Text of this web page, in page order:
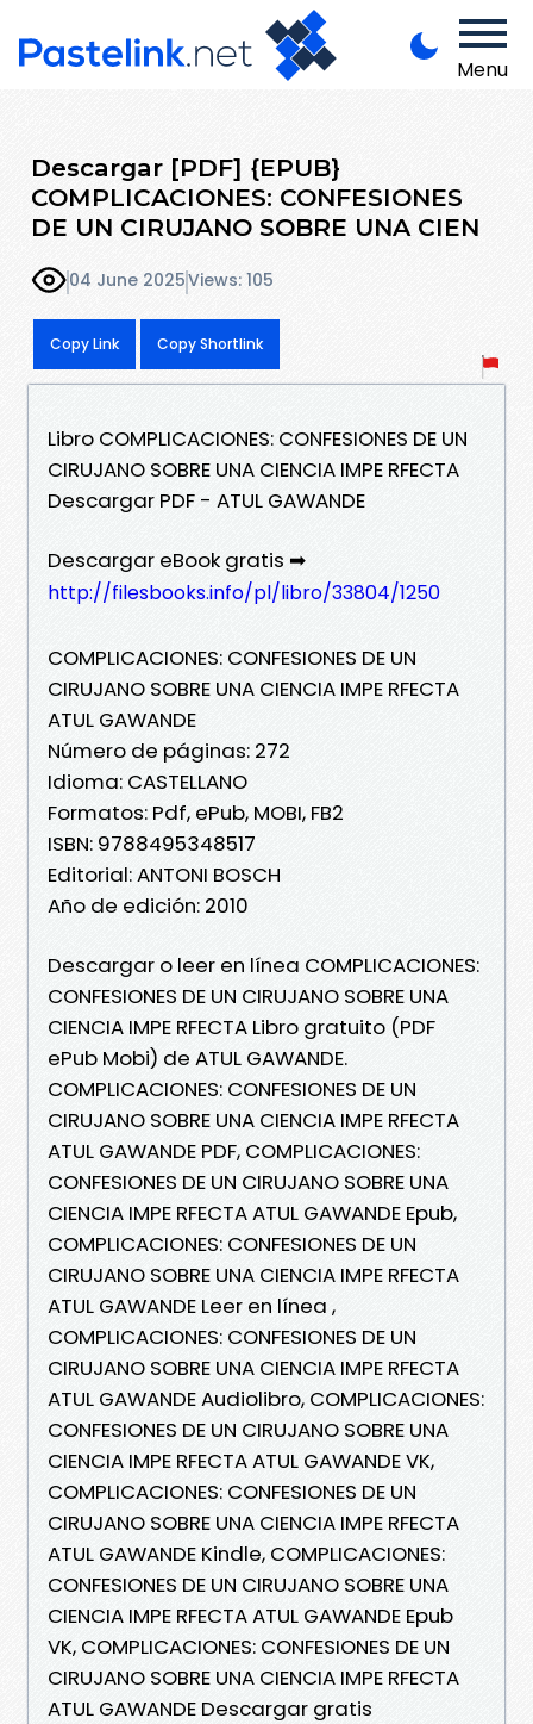
Menu
Descargar [PDF] {EPUB}
COMPLICACIONES: CONFESIONES
DE UN CIRUJANO SOBRE UNA CIEN
04 June 2025Views: 105
Copy Link Copy Shortlink
Libro COMPLICACIONES: CONFESIONES DE UN
CIRUJANO SOBRE UNA CIENCIA IMPE RFECTA
Descargar PDF - ATUL GAWANDE
Descargar eBook gratis ➡
http://filesbooks.info/pl/libro/33804/1250
COMPLICACIONES: CONFESIONES DE UN
CIRUJANO SOBRE UNA CIENCIA IMPE RFECTA
ATUL GAWANDE
Número de páginas: 272
Idioma: CASTELLANO
Formatos: Pdf, ePub, MOBI, FB2
ISBN: 9788495348517
Editorial: ANTONI BOSCH
Año de edición: 2010
Descargar o leer en línea COMPLICACIONES:
CONFESIONES DE UN CIRUJANO SOBRE UNA
CIENCIA IMPE RFECTA Libro gratuito (PDF
ePub Mobi) de ATUL GAWANDE.
COMPLICACIONES: CONFESIONES DE UN
CIRUJANO SOBRE UNA CIENCIA IMPE RFECTA
ATUL GAWANDE PDF, COMPLICACIONES:
CONFESIONES DE UN CIRUJANO SOBRE UNA
CIENCIA IMPE RFECTA ATUL GAWANDE Epub,
COMPLICACIONES: CONFESIONES DE UN
CIRUJANO SOBRE UNA CIENCIA IMPE RFECTA
ATUL GAWANDE Leer en línea ,
COMPLICACIONES: CONFESIONES DE UN
CIRUJANO SOBRE UNA CIENCIA IMPE RFECTA
ATUL GAWANDE Audiolibro, COMPLICACIONES:
CONFESIONES DE UN CIRUJANO SOBRE UNA
CIENCIA IMPE RFECTA ATUL GAWANDE VK,
COMPLICACIONES: CONFESIONES DE UN
CIRUJANO SOBRE UNA CIENCIA IMPE RFECTA
ATUL GAWANDE Kindle, COMPLICACIONES:
CONFESIONES DE UN CIRUJANO SOBRE UNA
CIENCIA IMPE RFECTA ATUL GAWANDE Epub
VK, COMPLICACIONES: CONFESIONES DE UN
CIRUJANO SOBRE UNA CIENCIA IMPE RFECTA
ATUL GAWANDE Descargar gratis